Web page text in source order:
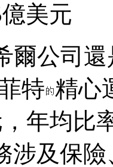
美元
爾公司
特 精心
年均比
涉及保